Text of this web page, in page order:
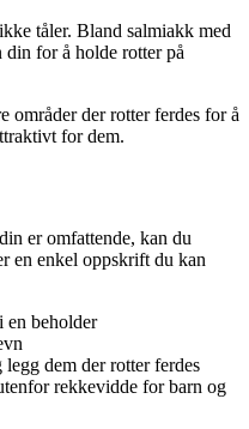
tåler. Bland salmiakk med
din for å holde rotter på
områder der rotter ferdes for å
for dem.
er omfattende, kan du
en enkel oppskrift du kan
en beholder
dem der rotter ferdes
rekkevidde for barn og